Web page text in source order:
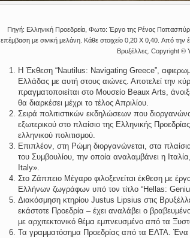
Πηγή: Ελληνική Προεδρεία, Φωτο: Έργο της Ρένας
επέμβαση με σινική μελάνη. Κάθε στοιχείο 0,20 X 0,40. Από την
Βρυξέλλες. Copyright ©
Η Έκθεση “Nautilus: Navigating Greece”,
Ελλάδας με αυτή στους αιώνες. Αποτελεί την
πραγματοποιείται στο Μουσείο Beaux Arts,
θα διαρκέσει μέχρι το τέλος Απριλίου.
Σειρά πολιτιστικών εκδηλώσεων που
εξωτερικού στο πλαίσιο της Ελληνικής
ελληνικού πολιτισμού.
Επιπλέον, στη Ρώμη διοργανώνεται, στα
του Συμβουλίου, την οποία αναλαμβάνει η
Italy».
Στο Zάππειο Μέγαρο φιλοξενείται έκθεση με
Ελλήνων ζωγράφων υπό τον τίτλο “Hellas:
Διακόσμηση κτηρίου Justus Lipsius στις
εκάστοτε Προεδρία – έχει αναλάβει ο
με αρχιτεκτονικό θέμα εμπνευσμένο από τα
Τα γραμματόσημα Προεδρίας από τα ΕΛΤΑ. Ένα